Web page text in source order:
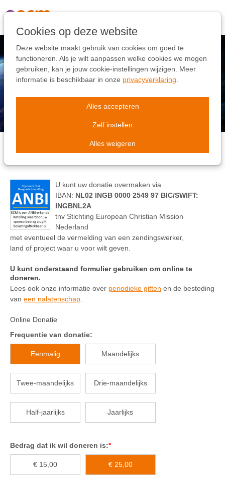
Cookies op deze website
Deze website maakt gebruik van cookies om goed te
functioneren. Als je wilt aanpassen welke cookies we mogen
gebruiken, kan je jouw cookie-instellingen wijzigen. Meer
informatie is beschikbaar in onze privacyverklaring
Alles accepteren
Zelf instellen
Alles weigeren
overslaan
naar
de
inhoud
Ga
naar
navigatie
Uw gift voor Europa
Doneren
U kunt uw donatie overmaken via
IBAN: NL02 INGB 0000 2549 97 BIC/SWIFT:
INGBNL2A
tnv Stichting European Christian Mission
Nederland
met eventueel de vermelding van een zendingswerker,
land of project waar u voor wilt geven.
U kunt onderstaand formulier gebruiken om online te
doneren.
Lees ook onze informatie over periodieke giften en de besteding
van een nalatenschap
Online Donatie
Frequentie van donatie:
Eenmalig Maandelijks
Twee-maandelijks Drie-maandelijks
Half-jaarlijks Jaarlijks
Bedrag dat ik wil doneren is:*
€ 15,00 € 25,00